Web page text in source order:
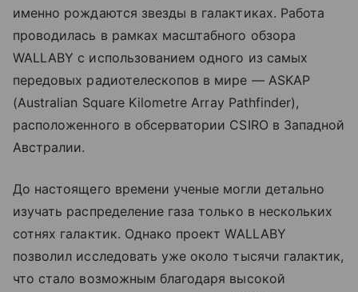
именно рождаются звезды в галактиках. Работа
проводилась в рамках масштабного обзора
WALLABY с использованием одного из самых
передовых радиотелескопов в мире — ASKAP
(Australian Square Kilometre Array Pathfinder),
расположенного в обсерватории CSIRO в Западной
Австралии.
До настоящего времени ученые могли детально
изучать распределение газа только в нескольких
сотнях галактик. Однако проект WALLABY
позволил исследовать уже около тысячи галактик,
что стало возможным благодаря высокой